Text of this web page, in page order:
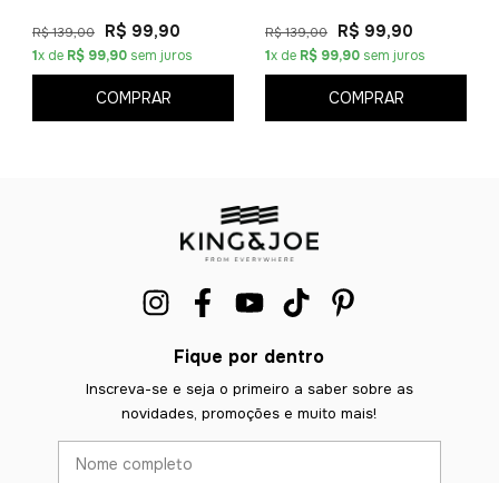
R$ 139,00 R$ 99,90
1x de R$ 99,90 sem juros
COMPRAR
R$ 139,00 R$ 99,90
1x de R$ 99,90 sem juros
COMPRAR
Fique por dentro
Inscreva-se e seja o primeiro a saber sobre as
novidades, promoções e muito mais!